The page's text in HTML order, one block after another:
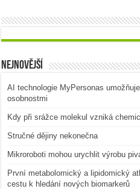
Nejnovější
AI technologie MyPersonas
osobnostmi
Kdy při srážce molekul vzniká
Stručné dějiny nekonečna
Mikroroboti mohou urychlit výrobu
První metabolomický a lipidomický
cestu k hledání nových biomarkerů